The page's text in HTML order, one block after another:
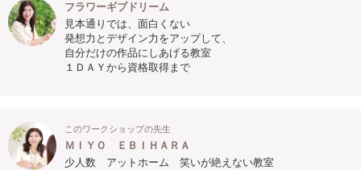
フラワーギブドリーム
見本通りでは、面白くない
発想力とデザイン力をアップして、
自分だけの作品にしあげる教室
１ＤＡＹから資格取得まで
このワークショップの先生
ＭＩＹＯ ＥＢＩＨＡＲＡ
少人数 アットホーム 笑いが絶えない教室